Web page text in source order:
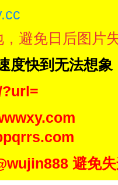
避免日后图片失
度快到无法想象
避免失